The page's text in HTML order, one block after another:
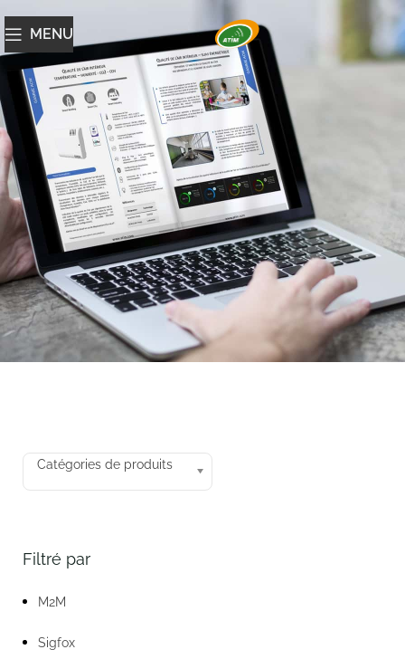
MENU
Catégories de produits
Filtré par
M2M
Sigfox